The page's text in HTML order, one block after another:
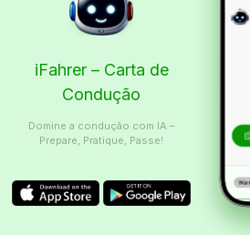
iFahrer – Carta de
Condução
Domine a condução com IA –
Prepare, Pratique, Passe!